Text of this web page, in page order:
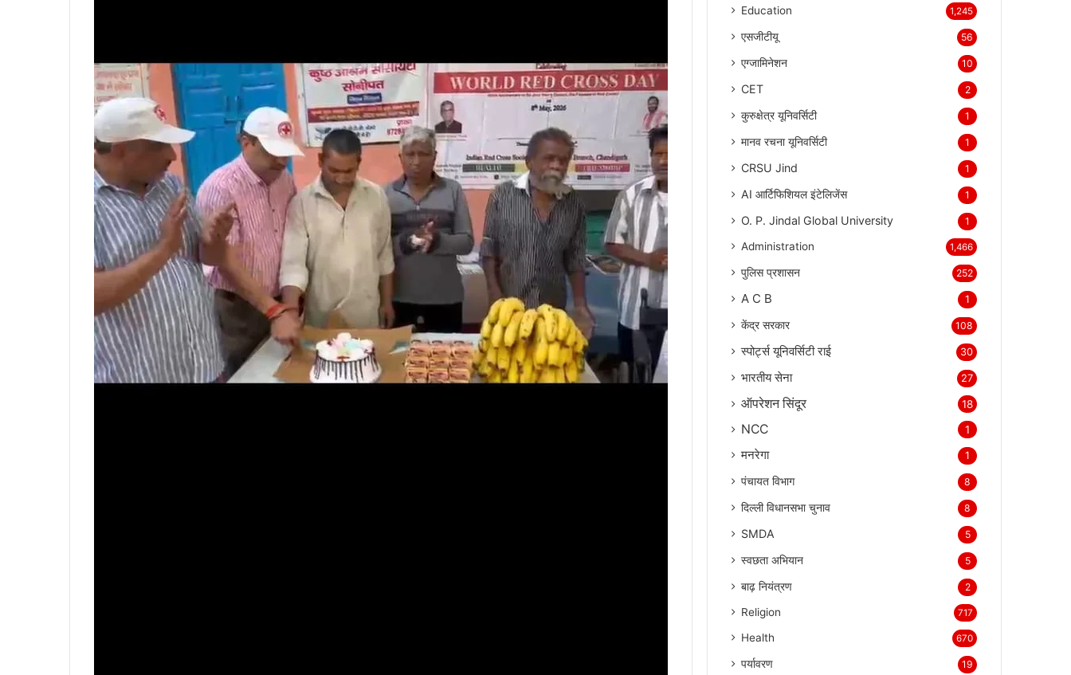
Education 1,245
एसजीटीयू 56
एग्जामिनेशन 10
CET 2
कुरुक्षेत्र यूनिवर्सिटी 1
मानव रचना यूनिवर्सिटी 1
CRSU Jind 1
AI आर्टिफिशियल इंटेलिजेंस 1
O. P. Jindal Global University 1
Administration 1,466
पुलिस प्रशासन 252
A C B 1
केंद्र सरकार 108
स्पोर्ट्स यूनिवर्सिटी राई 30
भारतीय सेना 27
ऑपरेशन सिंदूर 18
NCC 1
मनरेगा 1
पंचायत विभाग 8
दिल्ली विधानसभा चुनाव 8
SMDA 5
स्वछता अभियान 5
बाढ़ नियंत्रण 2
Religion 717
Health 670
पर्यावरण 19